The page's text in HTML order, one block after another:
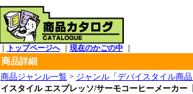
トップページへ｜ 現在のかごの中
商品詳細
商品ジャンル一覧> ジャンル「デバイスタイル商
イスタイル エスプレッソ/サーモコーヒーメーカー